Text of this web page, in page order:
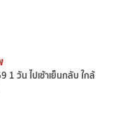
1 วัน ไปเช้าเย็นกลับ ใกล้